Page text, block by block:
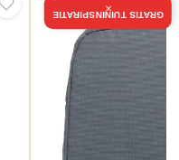
GRATIS TUININSPIRATIE
×